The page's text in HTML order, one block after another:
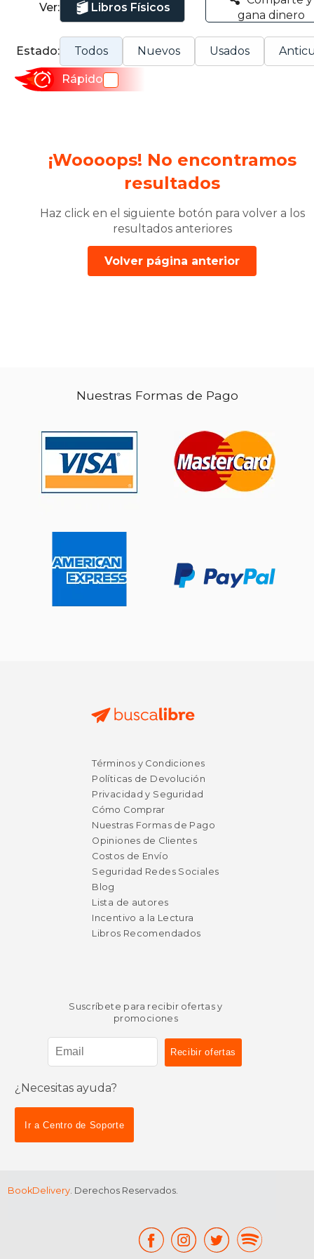
Ver: Libros Físicos
gana dinero
Estado: Todos Nuevos Usados
Rápido
¡Woooops! No encontramos
resultados
Haz click en el siguiente botón para volver a los
resultados anteriores
Volver página anterior
Nuestras Formas de Pago
Términos y Condiciones
Políticas de Devolución
Privacidad y Seguridad
Cómo Comprar
Nuestras Formas de Pago
Opiniones de Clientes
Costos de Envío
Seguridad Redes Sociales
Blog
Lista de autores
Incentivo a la Lectura
Libros Recomendados
Suscríbete para recibir ofertas y
promociones
¿Necesitas ayuda?
Ir a Centro de Soporte
BookDelivery. Derechos Reservados.